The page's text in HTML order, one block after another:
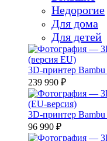
Недорогие
Для дома
Для детей
3D-принтер
239 990 ₽
3D-принтер
96 990 ₽